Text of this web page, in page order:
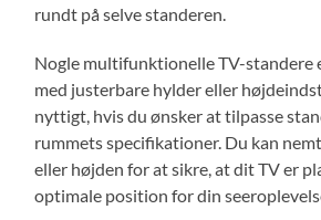
rundt på selve standeren.
Nogle multifunktionelle TV-standere
med justerbare hylder eller
nyttigt, hvis du ønsker at tilpasse
rummets specifikationer. Du kan
eller højden for at sikre, at dit TV er
optimale position for din